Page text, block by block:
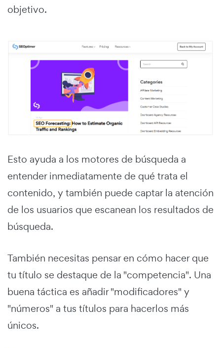
objetivo.
Esto ayuda a los motores de búsqueda a
entender inmediatamente de qué trata el
contenido, y también puede captar la atención
de los usuarios que escanean los resultados de
búsqueda.
También necesitas pensar en cómo hacer que
tu título se destaque de la "competencia". Una
buena táctica es añadir "modificadores" y
"números" a tus títulos para hacerlos más
únicos.